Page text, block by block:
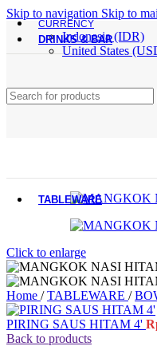
Skip to navigation Skip to
CURRENCY
Indonesia (IDR)
United States
Brush
Bathroom
DRINKS & BAR
Plastic Cups
TABLEWARE
All Product
Main Dining Items
Plates
Bowls
Sauce Dish
Cutlery
Click to enlarge
Home / TABLEWARE /
PIRING SAUS HITAM 4'
Back to products